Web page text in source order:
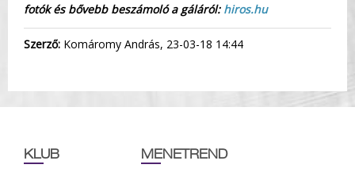
fotók és bővebb beszámoló a gáláról: hiros.hu
Szerző: Komáromy András, 23-03-18 14:44
KLUB MENETREND